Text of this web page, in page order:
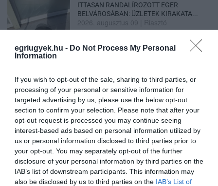
egriugyek.hu - Do Not Process My Personal
Information
If you wish to opt-out of the sale, sharing to third parties, or
processing of your personal or sensitive information for
targeted advertising by us, please use the below opt-out
section to confirm your selection. Please note that after your
opt-out request is processed you may continue seeing
interest-based ads based on personal information utilized by
us or personal information disclosed to third parties prior to
your opt-out. You may separately opt-out of the further
disclosure of your personal information by third parties on the
IAB’s list of downstream participants. This information may
also be disclosed by us to third parties on the IAB’s List of
ITTASAN RANDALÍROZOTT EGER
BELVÁROSÁBAN: ÜZLETEK KIRAKATA...
2026. augusztus 09 Riasztó
ORBÁN EGYKORI VÍZÜGYI ÁLLAMTITKÁRA
IS ELLENTMONDOTT A VOL...
2026. augusztus 09| Mindenki ügye
A GYAKORNOKI MUNKA: LEHETŐSÉGEK ÉS
KIHÍVÁSOK A KARRIER KE...
2026. augusztus 09 Promóció